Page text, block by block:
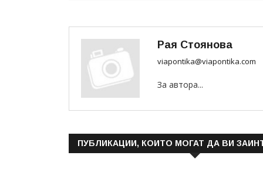
Рая Стоянова
viapontika@viapontika.com
За автора...
ПУБЛИКАЦИИ, КОИТО МОГАТ ДА ВИ